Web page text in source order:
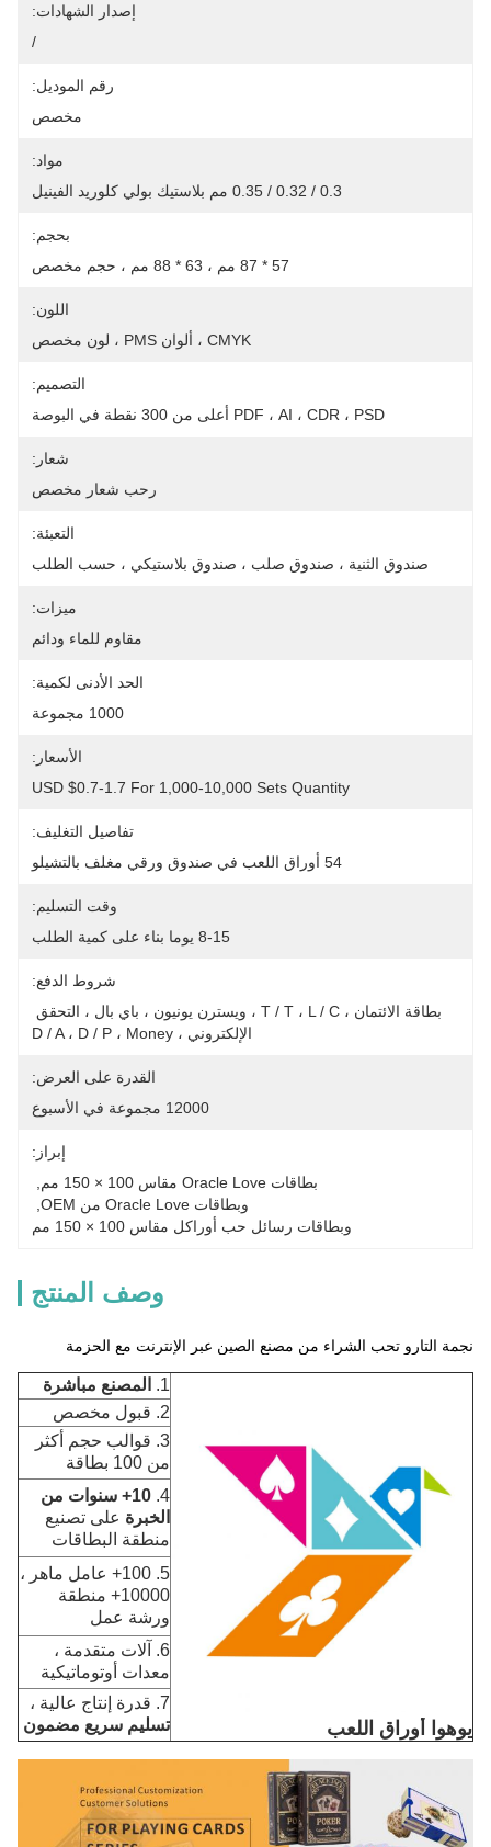
إصدار الشهادات:
/
رقم الموديل:
مخصص
مواد:
0.3 / 0.32 / 0.35 مم بلاستيك بولي كلوريد الفينيل
بحجم:
57 * 87 مم ، 63 * 88 مم ، حجم مخصص
اللون:
CMYK ، ألوان PMS ، لون مخصص
التصميم:
PDF ، AI ، CDR ، PSD أعلى من 300 نقطة في البوصة
شعار:
رحب شعار مخصص
التعبئة:
صندوق الثنية ، صندوق صلب ، صندوق بلاستيكي ، حسب الطلب
ميزات:
مقاوم للماء ودائم
الحد الأدنى لكمية:
1000 مجموعة
الأسعار:
USD $0.7-1.7 For 1,000-10,000 Sets Quantity
تفاصيل التغليف:
54 أوراق اللعب في صندوق ورقي مغلف بالتشيلو
وقت التسليم:
8-15 يوما بناء على كمية الطلب
شروط الدفع:
الإلكتروني ، D / A ، D / P ، Money
القدرة على العرض:
12000 مجموعة في الأسبوع
إبراز:
بطاقات Oracle Love مقاس 100 × 150 مم
وبطاقات Oracle Love من OEM
وبطاقات رسائل حب أوراكل مقاس 100 × 150 مم
وصف المنتج
نجمة التارو تحب الشراء من مصنع الصين عبر الإنترنت مع الحزمة
يوهوا أوراق اللعب
1.
المصنع مباشرة
2. قبول مخصص
3. قوالب حجم أكثر
من 100 بطاقة
4.
10+ سنوات من
الخبرة على تصنيع
منطقة البطاقات
5. 100+ عامل ماهر ،
10000+ منطقة
ورشة عمل
6. آلات متقدمة ،
معدات أوتوماتيكية
7. قدرة إنتاج عالية ،
تسليم سريع مضمون